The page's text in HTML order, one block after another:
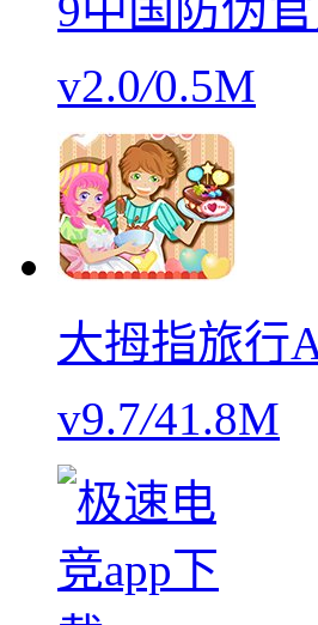
v2.0/0.5M
大拇指旅行
v9.7/41.8M